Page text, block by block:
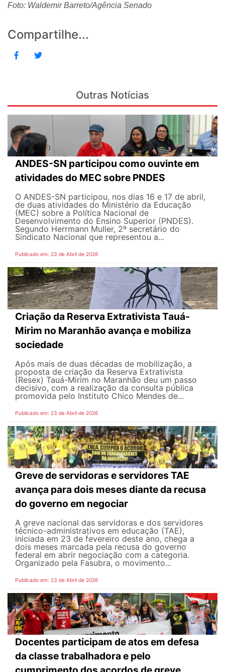
Foto: Waldemir Barreto/Agência Senado
Compartilhe...
Outras Notícias
ANDES-SN participou como ouvinte em
atividades do MEC sobre PNDES
O ANDES-SN participou, nos dias 16 e 17 de abril,
de duas atividades do Ministério da Educação
(MEC) sobre a Política Nacional de
Desenvolvimento do Ensino Superior (PNDES).
Segundo Herrmann Muller, 2º secretário do
Sindicato Nacional que representou a...
Publicado em: 23 de Abril de 2026
Criação da Reserva Extrativista Tauá-
Mirim no Maranhão avança e mobiliza
sociedade
Após mais de duas décadas de mobilização, a
proposta de criação da Reserva Extrativista
(Resex) Tauá-Mirim no Maranhão deu um passo
decisivo, com a realização da consulta pública
promovida pelo Instituto Chico Mendes de...
Publicado em: 23 de Abril de 2026
Greve de servidoras e servidores TAE
avança para dois meses diante da recusa
do governo em negociar
A greve nacional das servidoras e dos servidores
técnico-administrativos em educação (TAE),
iniciada em 23 de fevereiro deste ano, chega a
dois meses marcada pela recusa do governo
federal em abrir negociação com a categoria.
Organizado pela Fasubra, o movimento...
Publicado em: 23 de Abril de 2026
Docentes participam de atos em defesa
da classe trabalhadora e pelo